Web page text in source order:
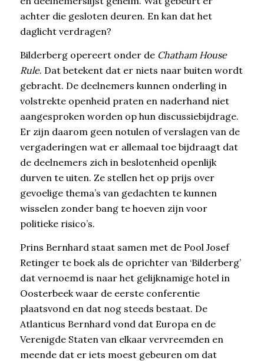
achter die gesloten deuren. En kan dat het
daglicht verdragen?
Bilderberg opereert onder de Chatham House
Rule. Dat betekent dat er niets naar buiten wordt
gebracht. De deelnemers kunnen onderling in
volstrekte openheid praten en naderhand niet
aangesproken worden op hun discussiebijdrage.
Er zijn daarom geen notulen of verslagen van de
vergaderingen wat er allemaal toe bijdraagt dat
de deelnemers zich in beslotenheid openlijk
durven te uiten. Ze stellen het op prijs over
gevoelige thema’s van gedachten te kunnen
wisselen zonder bang te hoeven zijn voor
politieke risico’s.
Prins Bernhard staat samen met de Pool Josef
Retinger te boek als de oprichter van ‘Bilderberg’
dat vernoemd is naar het gelijknamige hotel in
Oosterbeek waar de eerste conferentie
plaatsvond en dat nog steeds bestaat. De
Atlanticus Bernhard vond dat Europa en de
Verenigde Staten van elkaar vervreemden en
meende dat er iets moest gebeuren om dat